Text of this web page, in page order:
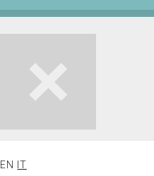
EN
IT